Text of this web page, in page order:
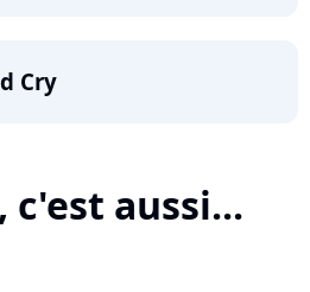
Cry
c'est aussi...